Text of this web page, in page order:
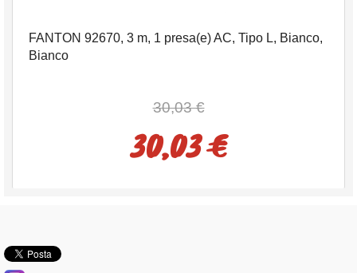
FANTON 92670, 3 m, 1 presa(e) AC, Tipo L, Bianco,
Bianco
30,03 €
30,03 €